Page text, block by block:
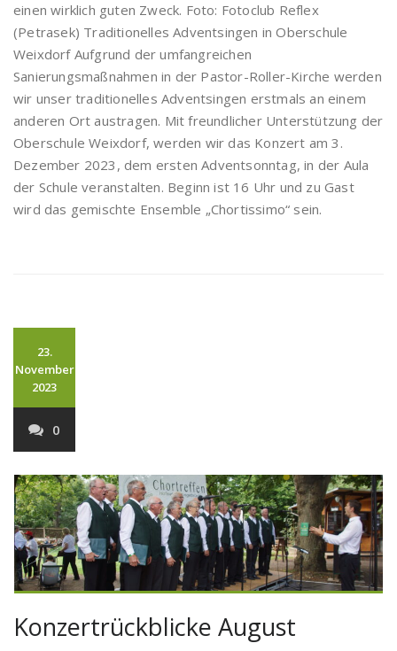
einen wirklich guten Zweck. Foto: Fotoclub Reflex
(Petrasek) Traditionelles Adventsingen in Oberschule
Weixdorf Aufgrund der umfangreichen
Sanierungsmaßnahmen in der Pastor-Roller-Kirche werden
wir unser traditionelles Adventsingen erstmals an einem
anderen Ort austragen. Mit freundlicher Unterstützung der
Oberschule Weixdorf, werden wir das Konzert am 3.
Dezember 2023, dem ersten Adventsonntag, in der Aula
der Schule veranstalten. Beginn ist 16 Uhr und zu Gast
wird das gemischte Ensemble „Chortissimo“ sein.
23.
November
2023
0
Konzertrückblicke August